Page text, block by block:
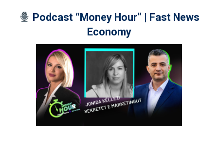
Podcast “Money Hour” | Fast News
Economy